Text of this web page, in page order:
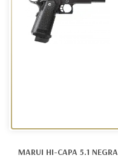
MARUI HI-CAPA 5.1 NEGRA